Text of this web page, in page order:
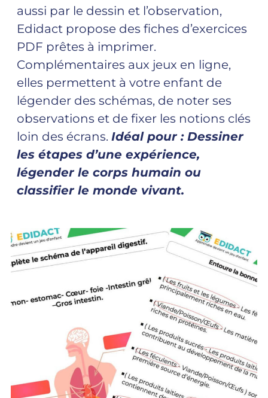
aussi par le dessin et l’observation,
Edidact propose des fiches d’exercices
PDF prêtes à imprimer.
Complémentaires aux jeux en ligne,
elles permettent à votre enfant de
légender des schémas, de noter ses
observations et de fixer les notions clés
loin des écrans. Idéal pour : Dessiner
les étapes d’une expérience,
légender le corps humain ou
classifier le monde vivant.